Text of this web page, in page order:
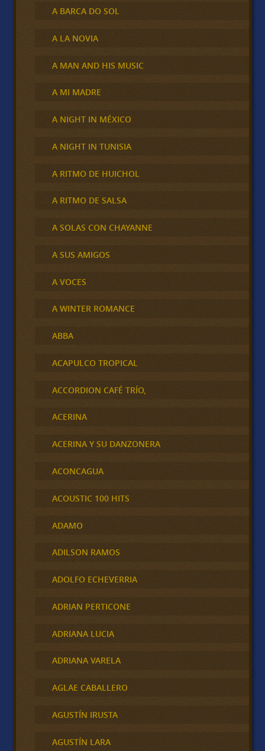
A BARCA DO SOL
A LA NOVIA
A MAN AND HIS MUSIC
A MI MADRE
A NIGHT IN MÉXICO
A NIGHT IN TUNISIA
A RITMO DE HUICHOL
A RITMO DE SALSA
A SOLAS CON CHAYANNE
A SUS AMIGOS
A VOCES
A WINTER ROMANCE
ABBA
ACAPULCO TROPICAL
ACCORDION CAFÉ TRÍO,
ACERINA
ACERINA Y SU DANZONERA
ACONCAGUA
ACOUSTIC 100 HITS
ADAMO
ADILSON RAMOS
ADOLFO ECHEVERRIA
ADRIAN PERTICONE
ADRIANA LUCIA
ADRIANA VARELA
AGLAE CABALLERO
AGUSTÍN IRUSTA
AGUSTÍN LARA